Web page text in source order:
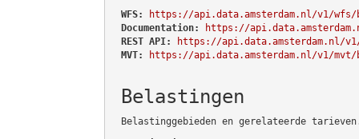
WFS:
https://api.data.amsterdam.nl/v1/wfs/
Documentation:
https://
REST API:
https://api.data.amsterdam.nl/
MVT:
https://api.data.amsterdam.nl/v1/mvt/
Belastingen
Belastinggebieden en gerelateerde